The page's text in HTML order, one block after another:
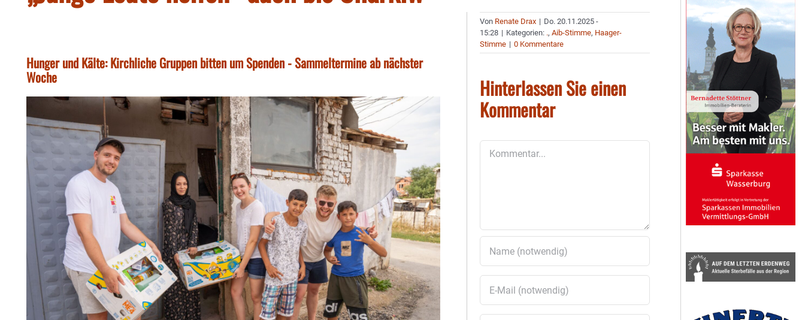
Hunger und Kälte: Kirchliche Gruppen bitten um Spenden - Sammeltermine ab nächster
Woche
Von Renate Drax | Do. 20.11.2025 -
15:28 | Kategorien: .,Aib-Stimme, Haager-
Stimme | 0 Kommentare
Hinterlassen Sie einen
Kommentar